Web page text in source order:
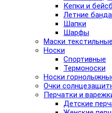
Кепки и
Летние
Шапки
Шарфы
Маски текстильные
Носки
Спортивные
Термоноски
Носки
Очки
Перчатки и
Детские